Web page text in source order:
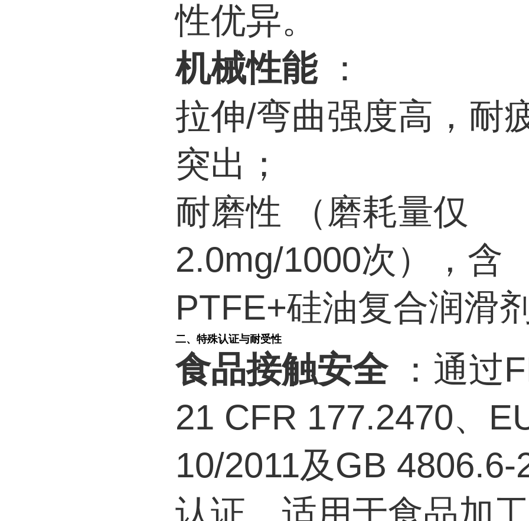
性优异。
机械性能：
拉伸/弯曲强度高，耐
突出；
耐磨性 （磨耗量仅
2.0mg/1000次），含
PTFE+硅油复合润滑
二、特殊认证与耐受性
食品接触安全：通过
21 CFR 177.2470、
10/2011及GB 4806.6-
认证，适用于食品加